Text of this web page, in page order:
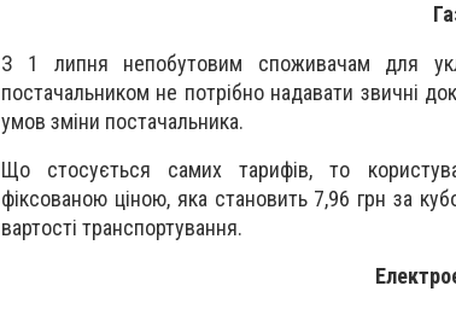
З 1 липня непобутовим споживачам для
постачальником не потрібно надавати звичні
умов зміни постачальника.
Що стосується самих тарифів, то
фіксованою ціною, яка становить 7,96 грн за
вартості транспортування.